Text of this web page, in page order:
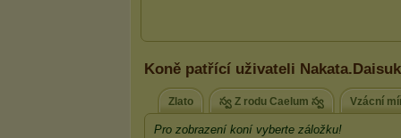
Koně patřící uživateli
Zlato స్వ Z rodu Caelum స్వ Vzácní
Pro zobrazení koní vyberte záložku!